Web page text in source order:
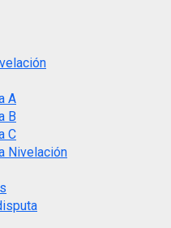
A
B
C
Nivelación